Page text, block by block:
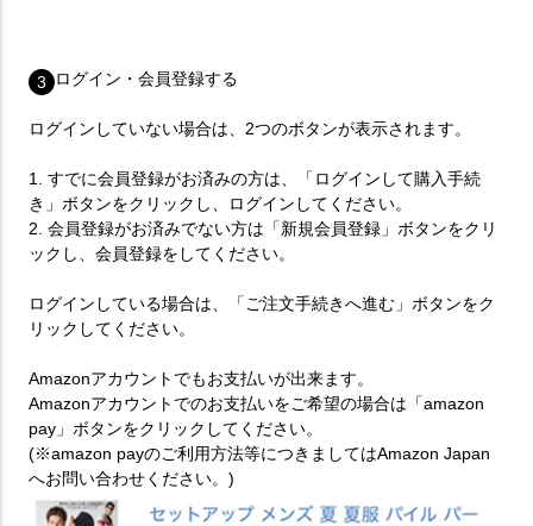
3 ログイン・会員登録する
ログインしていない場合は、2つのボタンが表示されます。
1. すでに会員登録がお済みの方は、「ログインして購入手続
き」ボタンをクリックし、ログインしてください。
2. 会員登録がお済みでない方は「新規会員登録」ボタンをクリ
ックし、会員登録をしてください。
ログインしている場合は、「ご注文手続きへ進む」ボタンをク
リックしてください。
Amazonアカウントでもお支払いが出来ます。
Amazonアカウントでのお支払いをご希望の場合は「amazon
pay」ボタンをクリックしてください。
(※amazon payのご利用方法等につきましてはAmazon Japan
へお問い合わせください。)